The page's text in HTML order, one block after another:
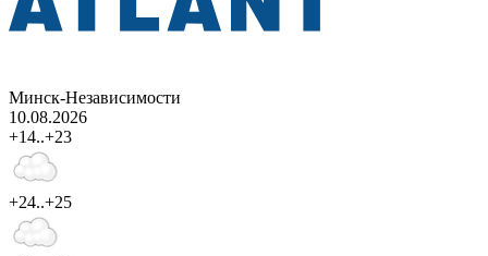
Минск-Независимости
10.08.2026
+14..+23
+24..+25